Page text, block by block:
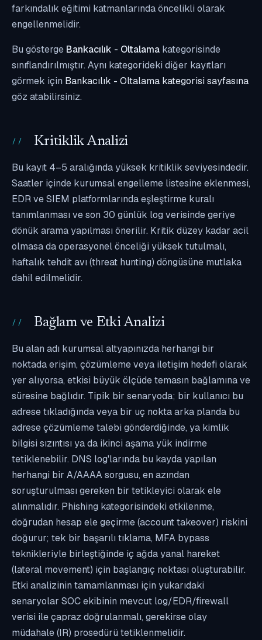
farkındalık eğitimi katmanlarında öncelikli olarak
engellenmelidir.
Bu gösterge Bankacılık - Oltalama kategorisinde
sınıflandırılmıştır. Aynı kategorideki diğer kayıtları
görmek için Bankacılık - Oltalama kategorisi sayfasına
göz atabilirsiniz.
Kritiklik Analizi
Bu kayıt 4–5 aralığında yüksek kritiklik seviyesindedir.
Saatler içinde kurumsal engelleme listesine eklenmesi,
EDR ve SIEM platformlarında eşleştirme kuralı
tanımlanması ve son 30 günlük log verisinde geriye
dönük arama yapılması önerilir. Kritik düzey kadar acil
olmasa da operasyonel önceliği yüksek tutulmalı,
haftalık tehdit avı (threat hunting) döngüsüne mutlaka
dahil edilmelidir.
Bağlam ve Etki Analizi
Bu alan adı kurumsal altyapınızda herhangi bir
noktada erişim, çözümleme veya iletişim hedefi olarak
yer alıyorsa, etkisi büyük ölçüde temasın bağlamına ve
süresine bağlıdır. Tipik bir senaryoda; bir kullanıcı bu
adrese tıkladığında veya bir uç nokta arka planda bu
adrese çözümleme talebi gönderdiğinde, ya kimlik
bilgisi sızıntısı ya da ikinci aşama yük indirme
tetiklenebilir. DNS log'larında bu kayda yapılan
herhangi bir A/AAAA sorgusu, en azından
soruşturulması gereken bir tetikleyici olarak ele
alınmalıdır. Phishing kategorisindeki etkilenme,
doğrudan hesap ele geçirme (account takeover) riskini
doğurur; tek bir başarılı tıklama, MFA bypass
teknikleriyle birleştiğinde iç ağda yanal hareket
(lateral movement) için başlangıç noktası oluşturabilir.
Etki analizinin tamamlanması için yukarıdaki
senaryolar SOC ekibinin mevcut log/EDR/firewall
verisi ile çapraz doğrulanmalı, gerekirse olay
müdahale (IR) prosedürü tetiklenmelidir.